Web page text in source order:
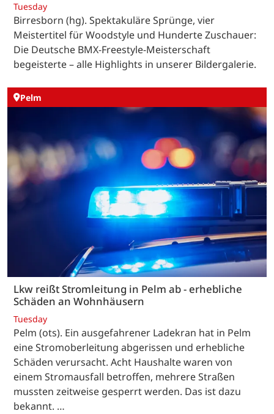
Tuesday
Birresborn (hg). Spektakuläre Sprünge, vier
Meistertitel für Woodstyle und Hunderte Zuschauer:
Die Deutsche BMX-Freestyle-Meisterschaft
begeisterte – alle Highlights in unserer Bildergalerie.
Pelm
Lkw reißt Stromleitung in Pelm ab - erhebliche
Schäden an Wohnhäusern
Tuesday
Pelm (ots). Ein ausgefahrener Ladekran hat in Pelm
eine Stromoberleitung abgerissen und erhebliche
Schäden verursacht. Acht Haushalte waren von
einem Stromausfall betroffen, mehrere Straßen
mussten zeitweise gesperrt werden. Das ist dazu
bekannt. …